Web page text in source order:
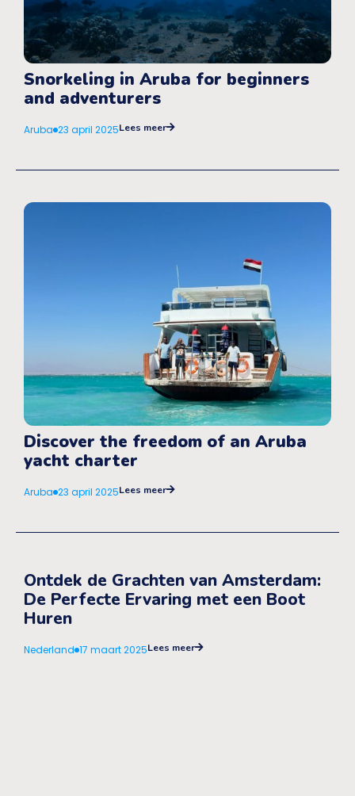
Snorkeling in Aruba for beginners
and adventurers
Aruba 23 april 2025Lees meer
Discover the freedom of an Aruba
yacht charter
Aruba 23 april 2025Lees meer
Ontdek de Grachten van Amsterdam:
De Perfecte Ervaring met een Boot
Huren
Nederland 17 maart 2025Lees meer